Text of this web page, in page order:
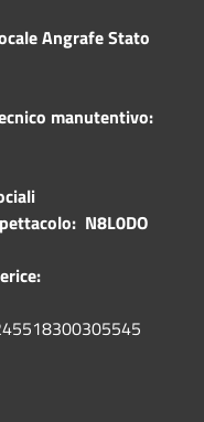
Angrafe Stato
manutentivo:
N8L0DO